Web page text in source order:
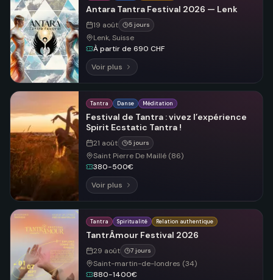
Antara Tantra Festival 2026 — Lenk
19 août 5 jours
Lenk, Suisse
À partir de 690 CHF
Voir plus
Tantra Danse Méditation
Festival de Tantra : vivez l’expérience
Spirit Ecstatic Tantra !
21 août 5 jours
Saint Pierre De Maillé (86)
380-500€
Voir plus
Tantra Spiritualité Relation authentique
TantrÂmour Festival 2026
29 août 7 jours
Saint-martin-de-londres (34)
880-1400€